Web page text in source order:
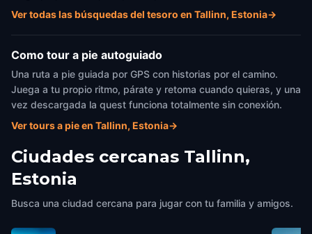
Ver todas las búsquedas del tesoro en Tallinn, Estonia→
Como tour a pie autoguiado
Una ruta a pie guiada por GPS con historias por el camino.
Juega a tu propio ritmo, párate y retoma cuando quieras, y una
vez descargada la quest funciona totalmente sin conexión.
Ver tours a pie en Tallinn, Estonia→
Ciudades cercanas Tallinn,
Estonia
Busca una ciudad cercana para jugar con tu familia y amigos.